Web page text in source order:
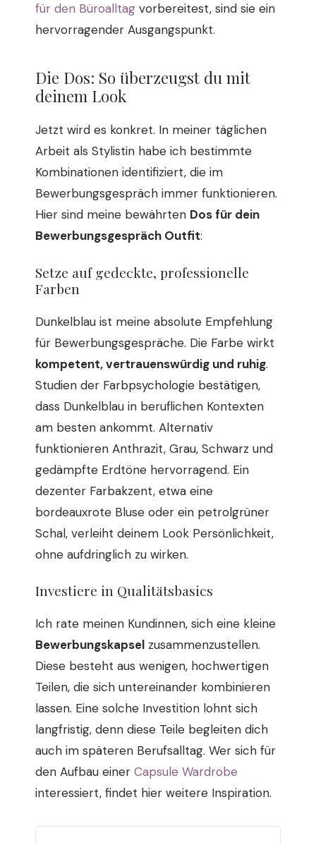
für den Büroalltag vorbereitest, sind sie ein
hervorragender Ausgangspunkt.
Die Dos: So überzeugst du mit
deinem Look
Jetzt wird es konkret. In meiner täglichen
Arbeit als Stylistin habe ich bestimmte
Kombinationen identifiziert, die im
Bewerbungsgespräch immer funktionieren.
Hier sind meine bewährten Dos für dein
Bewerbungsgespräch Outfit:
Setze auf gedeckte, professionelle
Farben
Dunkelblau ist meine absolute Empfehlung
für Bewerbungsgespräche. Die Farbe wirkt
kompetent, vertrauenswürdig und ruhig.
Studien der Farbpsychologie bestätigen,
dass Dunkelblau in beruflichen Kontexten
am besten ankommt. Alternativ
funktionieren Anthrazit, Grau, Schwarz und
gedämpfte Erdtöne hervorragend. Ein
dezenter Farbakzent, etwa eine
bordeauxrote Bluse oder ein petrolgrüner
Schal, verleiht deinem Look Persönlichkeit,
ohne aufdringlich zu wirken.
Investiere in Qualitätsbasics
Ich rate meinen Kundinnen, sich eine kleine
Bewerbungskapsel zusammenzustellen.
Diese besteht aus wenigen, hochwertigen
Teilen, die sich untereinander kombinieren
lassen. Eine solche Investition lohnt sich
langfristig, denn diese Teile begleiten dich
auch im späteren Berufsalltag. Wer sich für
den Aufbau einer Capsule Wardrobe
interessiert, findet hier weitere Inspiration.